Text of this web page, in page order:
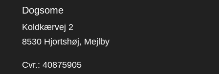
Dogsome
Koldkærvej 2
8530 Hjortshøj, Mejlby
Cvr.: 40875905